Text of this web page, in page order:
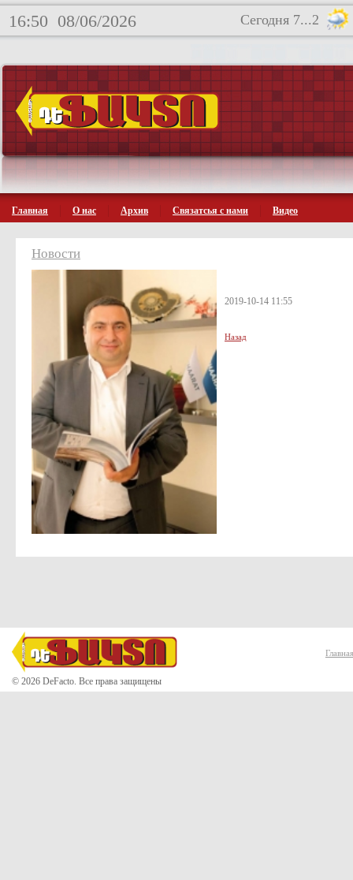
16:50 08/06/2026 Сегодня 7...2
Главная О нас Архив Связатсья с нами Видео
Новости
2019-10-14 11:55
Назад
© 2026 DeFacto. Все права защищены
Главная